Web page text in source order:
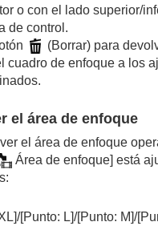
o con el lado superior/
de control.
(Borrar) para
cuadro de enfoque a los
el área de enfoque
el área de enfoque
Área de enfoque] está
/[Punto: L]/[Punto: M]/